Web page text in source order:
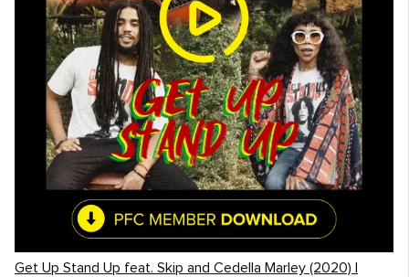
Get Up Stand Up feat. Skip and Cedella Marley (2020) |